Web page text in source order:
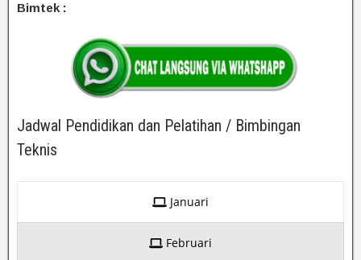
Bimtek :
Jadwal Pendidikan dan Pelatihan / Bimbingan
Teknis
Januari
Februari